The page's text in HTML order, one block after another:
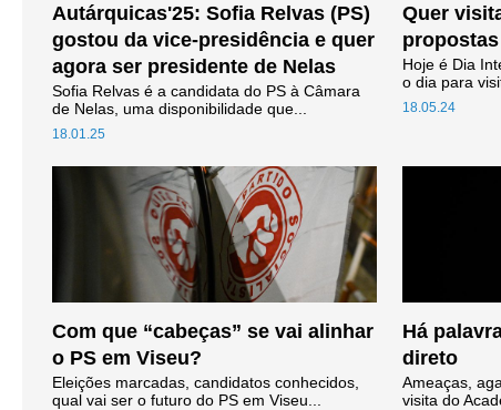
Autárquicas'25: Sofia Relvas (PS)
gostou da vice-presidência e quer
agora ser presidente de Nelas
18.01.25
Sofia Relvas é a candidata do PS à Câmara
de Nelas, uma disponibilidade que...
Quer
18.05.24
Hoje é Dia
o dia para
Com que “cabeças” se vai alinhar
o PS em Viseu?
Eleições marcadas, candidatos conhecidos,
qual vai ser o futuro do PS em Viseu...
Há
direto
Ameaças,
visita do